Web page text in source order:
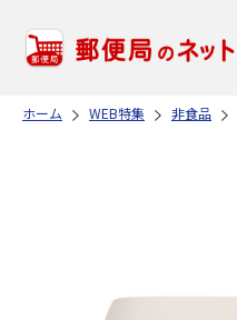
ホーム WEB特集 非食品